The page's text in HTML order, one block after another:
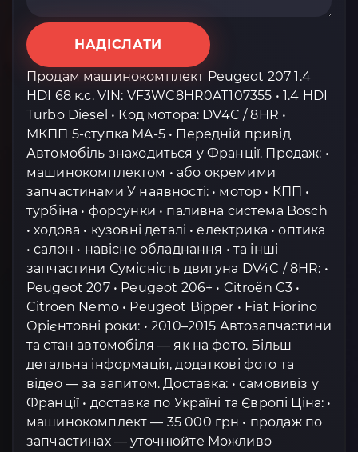
НАДІСЛАТИ
Продам машинокомплект Peugeot 207 1.4
HDI 68 к.с. VIN: VF3WC8HR0AT107355 • 1.4 HDI
Turbo Diesel • Код мотора: DV4C / 8HR •
МКПП 5-ступка MA-5 • Передній привід
Автомобіль знаходиться у Франції. Продаж: •
машинокомплектом • або окремими
запчастинами У наявності: • мотор • КПП •
турбіна • форсунки • паливна система Bosch
• ходова • кузовні деталі • електрика • оптика
• салон • навісне обладнання • та інші
запчастини Сумісність двигуна DV4C / 8HR: •
Peugeot 207 • Peugeot 206+ • Citroën C3 •
Citroën Nemo • Peugeot Bipper • Fiat Fiorino
Орієнтовні роки: • 2010–2015 Автозапчастини
та стан автомобіля — як на фото. Більш
детальна інформація, додаткові фото та
відео — за запитом. Доставка: • самовивіз у
Франції • доставка по Україні та Європі Ціна: •
машинокомплект — 35 000 грн • продаж по
запчастинах — уточнюйте Можливо